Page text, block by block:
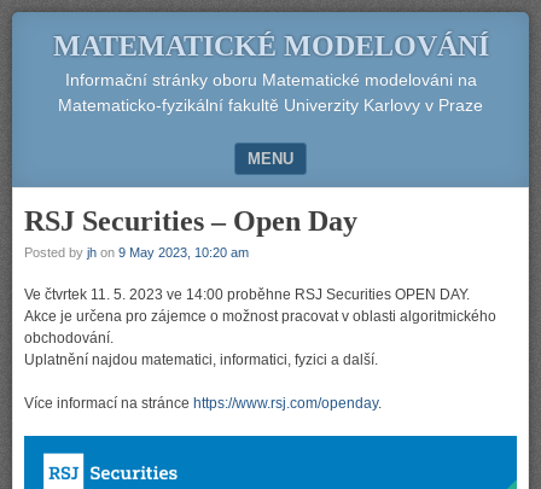
MATEMATICKÉ MODELOVÁNÍ
Informační stránky oboru Matematické modelováni na
Matematicko-fyzikální fakultě Univerzity Karlovy v Praze
MENU
RSJ Securities – Open Day
Posted by jh on 9 May 2023, 10:20 am
Ve čtvrtek 11. 5. 2023 ve 14:00 proběhne RSJ Securities OPEN DAY.
Akce je určena pro zájemce o možnost pracovat v oblasti algoritmického
obchodování.
Uplatnění najdou matematici, informatici, fyzici a další.
Více informací na stránce https://www.rsj.com/openday.